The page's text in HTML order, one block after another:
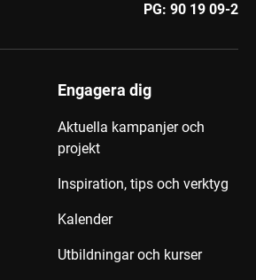
PG: 90 19 09-2
Engagera dig
Aktuella kampanjer och
projekt
Inspiration, tips och verktyg
Kalender
Utbildningar och kurser